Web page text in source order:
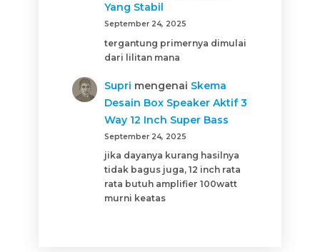
Yang Stabil
September 24, 2025
tergantung primernya dimulai
dari lilitan mana
Supri mengenai Skema
Desain Box Speaker Aktif 3
Way 12 Inch Super Bass
September 24, 2025
jika dayanya kurang hasilnya
tidak bagus juga, 12 inch rata
rata butuh amplifier 100watt
murni keatas